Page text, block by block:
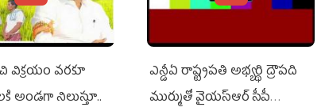
విక్రయం వరకూ
అండగా నిలుస్తూ..
ఎన్డీఏ రాష్ట్ర‌ప‌తి అభ్య‌ర్థి ద్రౌప‌ది
ముర్ముతో వైయ‌స్ఆర్ సీపీ